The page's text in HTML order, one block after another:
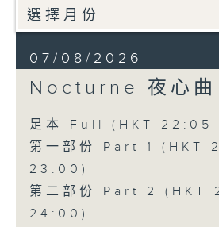
07/08/2026
Nocturne 夜心曲
足本 Full (HKT
第一部份 Part 1 (HKT
23:00)
第二部份 Part 2 (HKT
24:00)